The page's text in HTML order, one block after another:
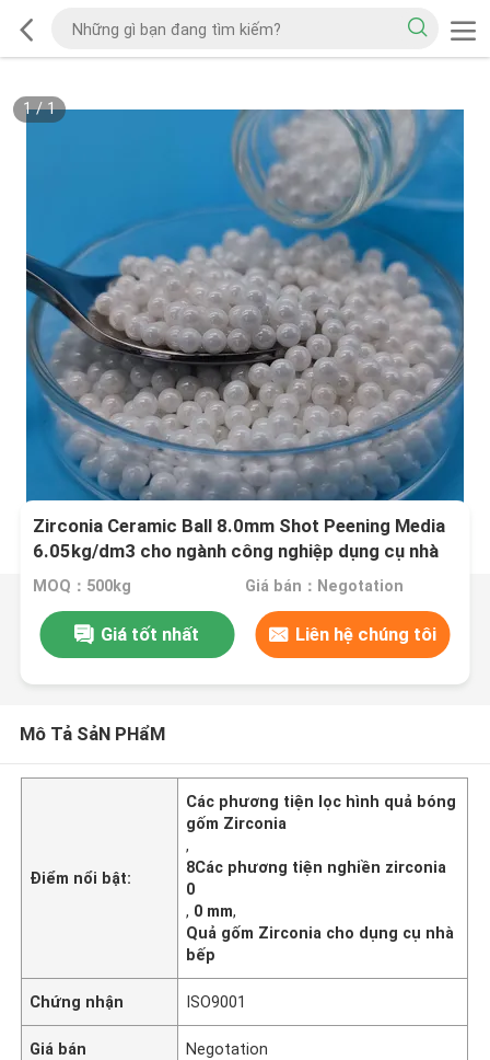
1/1
Zirconia Ceramic Ball 8.0mm Shot Peening Media
6.05kg/dm3 cho ngành công nghiệp dụng cụ nhà
bếp
MOQ：500kg Giá bán：Negotation
Giá tốt nhất Liên hệ chúng tôi
Mô Tả SảN PHẩM
Điểm nổi bật:
Các phương tiện lọc hình quả bóng
gốm Zirconia
,
8Các phương tiện nghiền zirconia
0
, 0 mm,
Quả gốm Zirconia cho dụng cụ nhà
bếp
Chứng nhận ISO9001
Giá bán Negotation